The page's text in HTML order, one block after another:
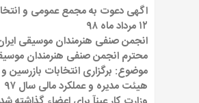
اگهی دعوت به مجمع عمومی و
۱۲ مرداد
انجمن صنفی هنرمندان موسیقی
محترم انجمن صنفی هنرمندان
موضوع: برگزاری انتخابات بازرسین